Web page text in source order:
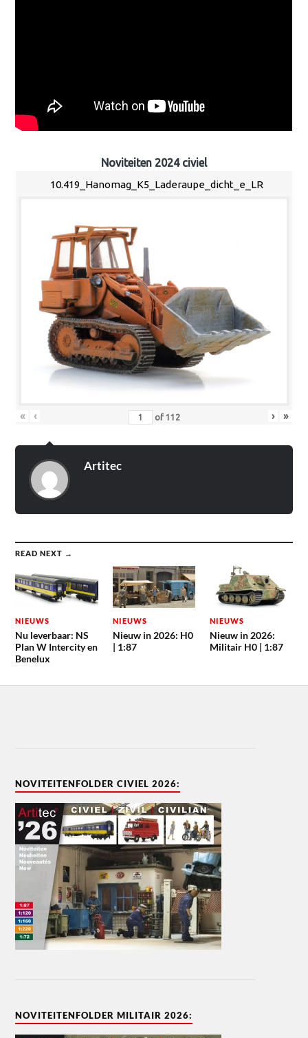
Noviteiten 2024 civiel
10.419_Hanomag_K5_Laderaupe_dicht_e_LR
« ‹ of 112 › »
Artitec
READ NEXT →
NIEUWS
Nu leverbaar: NS
Plan W Intercity en
Benelux
NIEUWS
Nieuw in 2026: H0
| 1:87
NIEUWS
Nieuw in 2026:
Militair H0 | 1:87
NOVITEITENFOLDER CIVIEL 2026:
NOVITEITENFOLDER MILITAIR 2026: